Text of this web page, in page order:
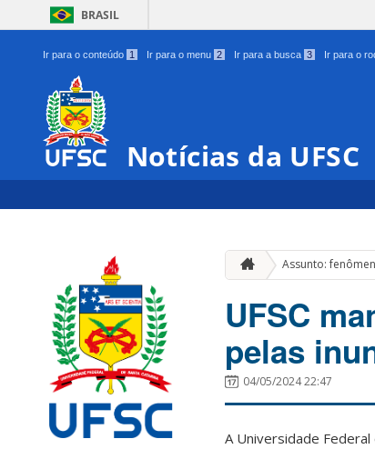
BRASIL
Ir para o conteúdo 1 Ir para o menu 2 Ir para a busca 3 Ir para o
Notícias da UFSC
Assunto:
UFSC
pelas
04/05/2024 22:47
A Universidade Federal